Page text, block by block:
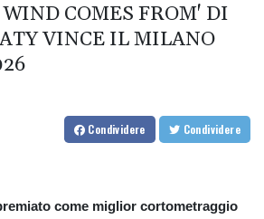
COMES FROM' DI
VINCE IL MILANO
Condividere Condividere
come miglior cortometraggio